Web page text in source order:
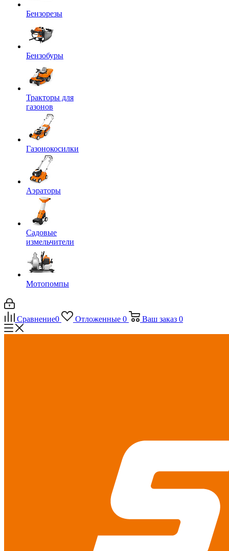
Бензорезы
Бензобуры
Тракторы для
газонов
Газонокосилки
Аэраторы
Садовые
измельчители
Мотопомпы
Сравнение0 Отложенные 0 Ваш заказ 0